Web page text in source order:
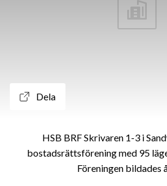
Dela
HSB BRF Skrivaren 1-3 i
bostadsrättsförening med 95
Föreningen bildades